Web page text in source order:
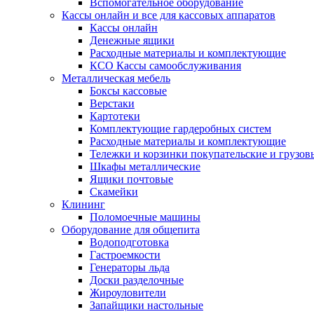
Вспомогательное оборудование
Кассы онлайн и все для кассовых аппаратов
Кассы онлайн
Денежные ящики
Расходные материалы и комплектующие
КСО Кассы самообслуживания
Металлическая мебель
Боксы кассовые
Верстаки
Картотеки
Комплектующие гардеробных систем
Расходные материалы и комплектующие
Тележки и корзинки покупательские и
Шкафы металлические
Ящики почтовые
Скамейки
Клининг
Поломоечные машины
Оборудование для общепита
Водоподготовка
Гастроемкости
Генераторы льда
Доски разделочные
Жироуловители
Запайщики настольные